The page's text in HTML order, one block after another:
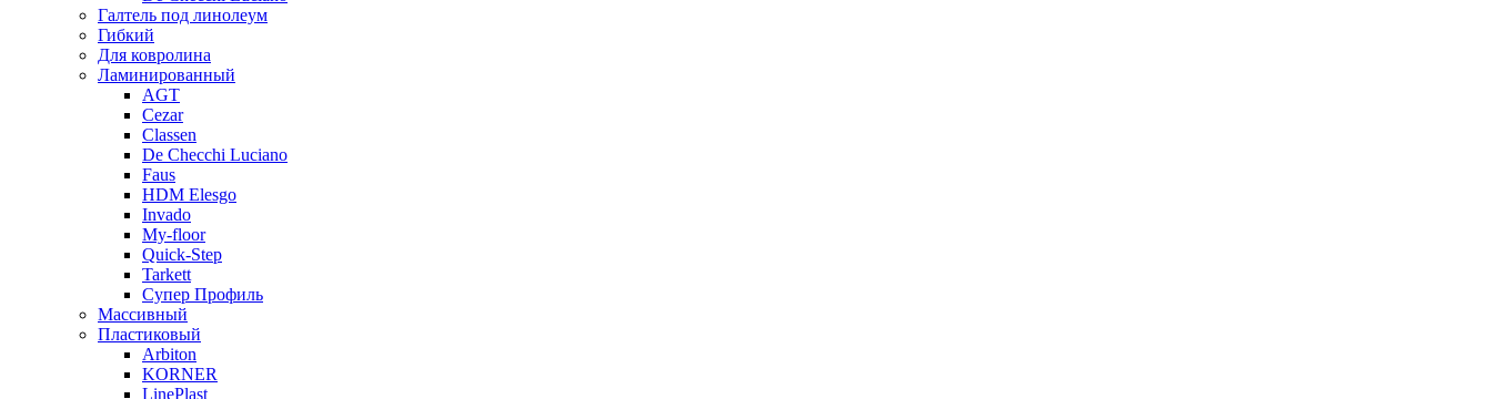
Галтель под линолеум
Гибкий
Для ковролина
Ламинированный
AGT
Cezar
Classen
De Checchi Luciano
Faus
HDM Elesgo
Invado
My-floor
Quick-Step
Tarkett
Супер Профиль
Массивный
Пластиковый
Arbiton
KORNER
LinePlast